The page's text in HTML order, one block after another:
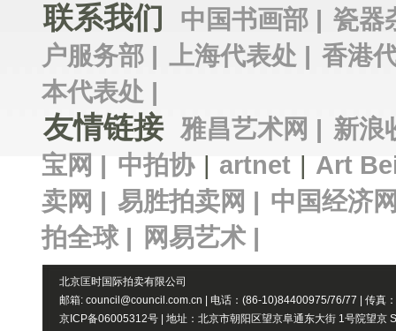
联系我们 中国书画部 | 瓷器
户服务部 | 上海代表处 | 香港
本代表处 |
友情链接 雅昌艺术网 | 新浪
宝网 | 中拍协 | artnet | Art
卖网 | 易胜拍卖网 | 中国经济
拍全球 |
网易艺术 |
北京匡时国际拍卖有限公司
邮箱: council@council.com.cn | 电话：(86-10)84400975/76/77 | 传真
京ICP备06005312号 | 地址：北京市朝阳区望京阜通东大街 1号院望京